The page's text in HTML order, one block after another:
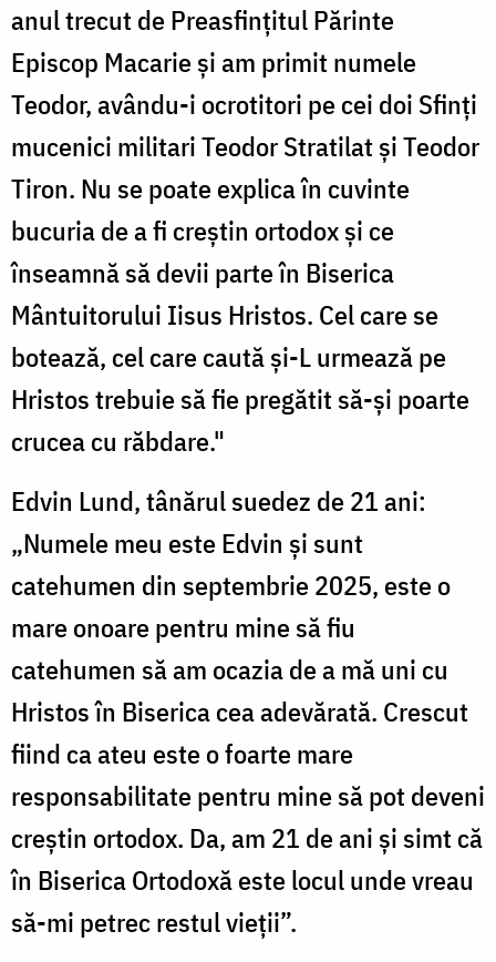
anul trecut de Preasfințitul Părinte
Episcop Macarie și am primit numele
Teodor, avându-i ocrotitori pe cei doi Sfinți
mucenici militari Teodor Stratilat și Teodor
Tiron. Nu se poate explica în cuvinte
bucuria de a fi creștin ortodox și ce
înseamnă să devii parte în Biserica
Mântuitorului Iisus Hristos. Cel care se
botează, cel care caută și-L urmează pe
Hristos trebuie să fie pregătit să-și poarte
crucea cu răbdare."
Edvin Lund, tânărul suedez de 21 ani:
„Numele meu este Edvin și sunt
catehumen din septembrie 2025, este o
mare onoare pentru mine să fiu
catehumen să am ocazia de a mă uni cu
Hristos în Biserica cea adevărată. Crescut
fiind ca ateu este o foarte mare
responsabilitate pentru mine să pot deveni
creștin ortodox. Da, am 21 de ani și simt că
în Biserica Ortodoxă este locul unde vreau
să-mi petrec restul vieții”.